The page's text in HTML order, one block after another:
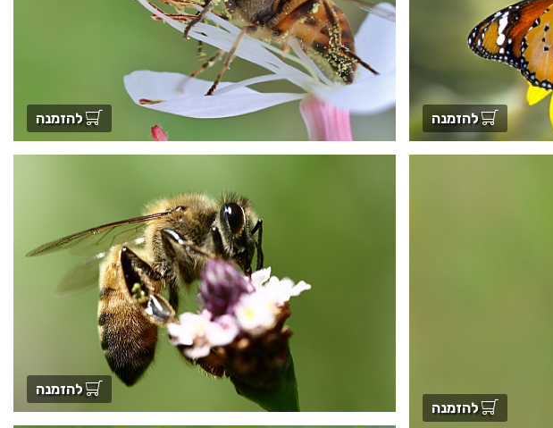
להזמנה להזמנה
להזמנה
להזמנה